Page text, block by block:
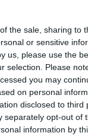
the sale, sharing to
or sensitive
us, please use the
selection. Please
you may
on personal
disclosed to third
separately opt-out of
information by